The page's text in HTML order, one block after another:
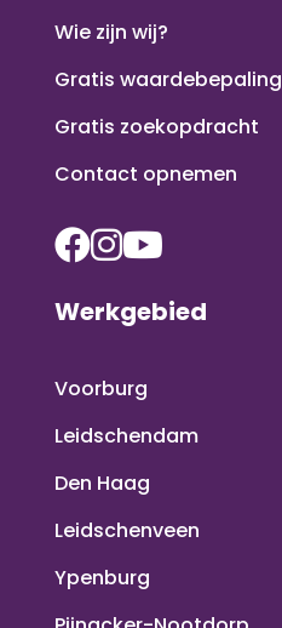
Wie zijn wij?
Gratis waardebepaling
Gratis zoekopdracht
Contact opnemen
Werkgebied
Voorburg
Leidschendam
Den Haag
Leidschenveen
Ypenburg